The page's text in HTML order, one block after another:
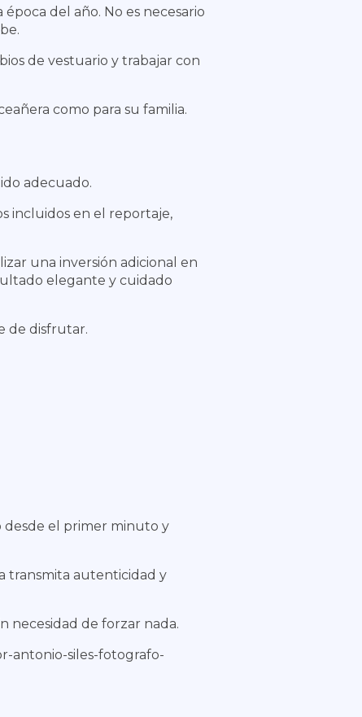
del año. No es necesario
de vestuario y trabajar con
como para su familia.
adecuado.
incluidos en el reportaje,
una inversión adicional en
elegante y cuidado
de disfrutar.
desde el primer minuto y
transmita autenticidad y
necesidad de forzar nada.